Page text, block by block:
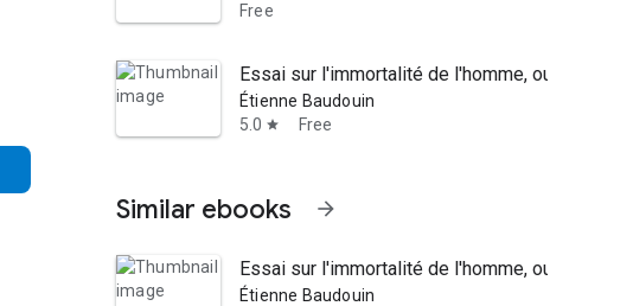
Free
Essai sur l'immortalité de l'homme, ou
Étienne Baudouin
5.0 star Free
Similar ebooks arrow_forward
Essai sur l'immortalité de l'homme, ou
Étienne Baudouin